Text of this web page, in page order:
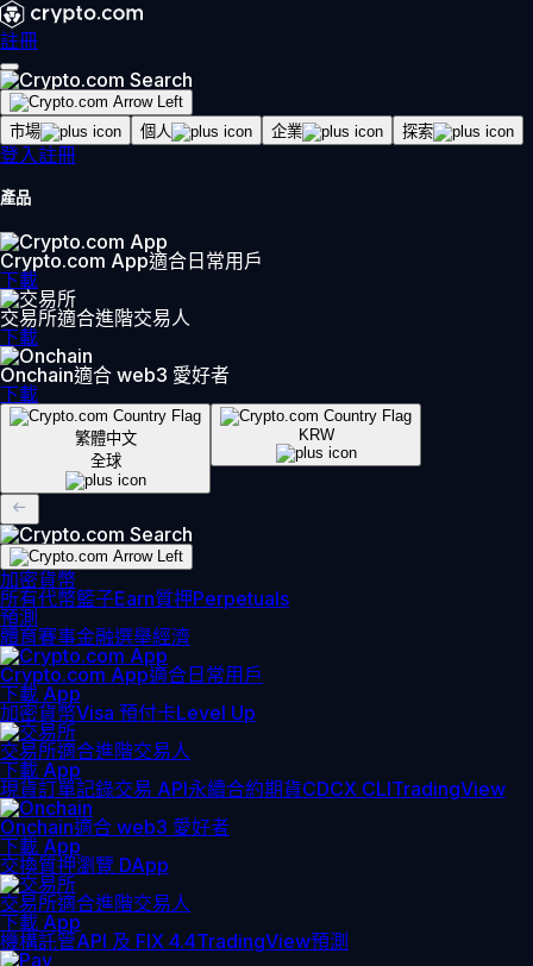
註冊
市場 個人 企業 探索
登入註冊
產品
Crypto.com App適合日常用戶
下載
交易所適合進階交易人
下載
Onchain適合 web3 愛好者
下載
繁體中文
全球
KRW
加密貨幣
所有代幣籃子Earn質押Perpetuals
預測
體育賽事金融選舉經濟
Crypto.com App適合日常用戶
下載 App
加密貨幣Visa 預付卡Level Up
交易所適合進階交易人
下載 App
現貨訂單記錄交易 API永續合約期貨CDCX CLITradingView
Onchain適合 web3 愛好者
下載 App
交換質押瀏覽 DApp
交易所適合進階交易人
下載 App
機構託管API 及 FIX 4.4TradingView預測